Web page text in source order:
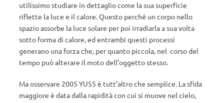
utilissimo studiare in dettaglio come la sua superficie
riflette la luce e il calore. Questo perché un corpo nello
spazio assorbe la luce solare per poi irradiarla a sua volta
sotto forma di calore, ed entrambi questi processi
generano una forza che, per quanto piccola, nel corso del
tempo può alterare il moto dell’oggetto stesso.
Ma osservare 2005 YU55 è tutt’altro che semplice. La sfida
maggiore è data dalla rapidità con cui si muove nel cielo,